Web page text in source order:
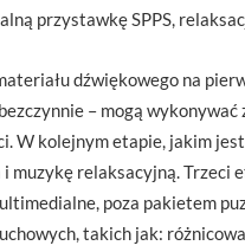
przystawkę SPPS,
dźwiękowego na
– mogą
W kolejnym etapie, jakim
i muzykę relaksacyjną.
poza pakietem
takich jak: